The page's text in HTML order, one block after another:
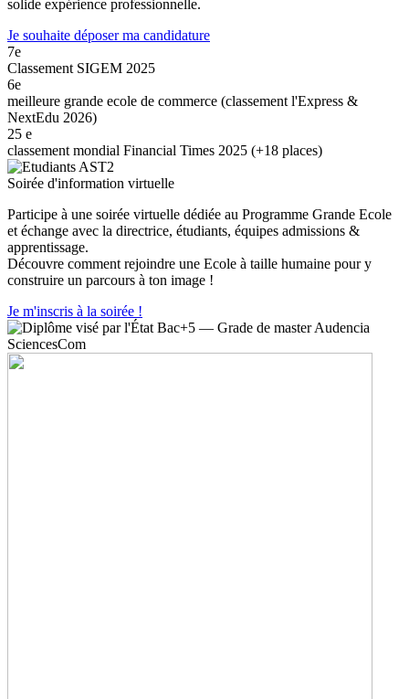
solide expérience professionnelle.
Je souhaite déposer ma candidature
7e
Classement SIGEM 2025
6e
meilleure grande ecole de commerce (classement l'Express &
NextEdu 2026)
25 e
classement mondial Financial Times 2025 (+18 places)
Soirée d'information virtuelle
Participe à une soirée virtuelle dédiée au Programme Grande Ecole
et échange avec la directrice, étudiants, équipes admissions &
apprentissage.
Découvre comment rejoindre une Ecole à taille humaine pour y
construire un parcours à ton image !
Je m'inscris à la soirée !